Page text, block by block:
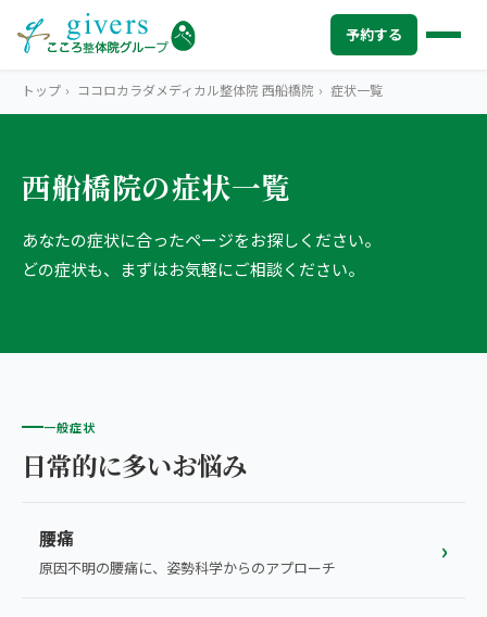
予約する
HOME トップ
SYMPTOMS 症状から探す
腰痛
四十肩・五十肩
膝痛・関節痛
股関節の痛み
産後の不調・体型の崩れ
北海道
札幌エリア（13院）
仙台エリア（4院）
ABOUT US 私たちについて
初めての方へ
トップ › ココロカラダメディカル整体院 西船橋院 › 症状一覧
西船橋院の症状一覧
あなたの症状に合ったページをお探しください。
どの症状も、まずはお気軽にご相談ください。
一般症状
日常的に多いお悩み
腰痛
原因不明の腰痛に、姿勢科学からのアプローチ
›